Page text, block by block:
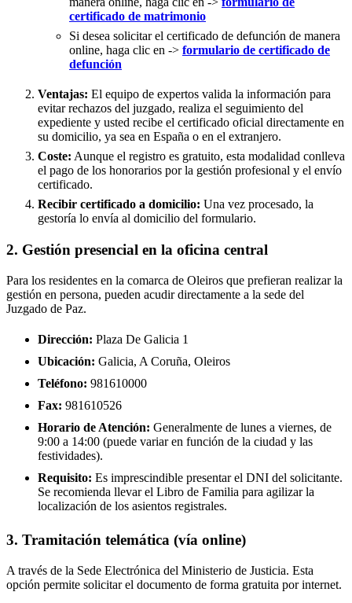
certificado de matrimonio
Si desea solicitar el certificado de defunción de manera
online, haga clic en -> formulario de certificado de
defunción
Ventajas: El equipo de expertos valida la información para
evitar rechazos del juzgado, realiza el seguimiento del
expediente y usted recibe el certificado oficial directamente en
su domicilio, ya sea en España o en el extranjero.
Coste: Aunque el registro es gratuito, esta modalidad conlleva
el pago de los honorarios por la gestión profesional y el envío
certificado.
Recibir certificado a domicilio: Una vez procesado, la
gestoría lo envía al domicilio del formulario.
2. Gestión presencial en la oficina central
Para los residentes en la comarca de Oleiros que prefieran realizar la
gestión en persona, pueden acudir directamente a la sede del
Juzgado de Paz.
Dirección: Plaza De Galicia 1
Ubicación: Galicia, A Coruña, Oleiros
Teléfono: 981610000
Fax: 981610526
Horario de Atención: Generalmente de lunes a viernes, de
9:00 a 14:00 (puede variar en función de la ciudad y las
festividades).
Requisito: Es imprescindible presentar el DNI del solicitante.
Se recomienda llevar el Libro de Familia para agilizar la
localización de los asientos registrales.
3. Tramitación telemática (vía online)
A través de la Sede Electrónica del Ministerio de Justicia. Esta
opción permite solicitar el documento de forma gratuita por internet.